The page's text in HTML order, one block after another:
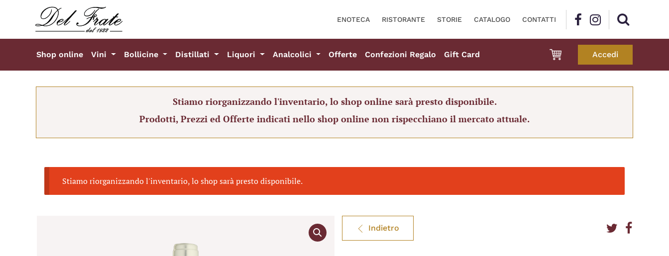
ENOTECA RISTORANTE STORIE CATALOGO CONTATTI
Shop online Vini Bollicine Distillati Liquori Analcolici Offerte Confezioni Regalo Gift Card Accedi
Stiamo riorganizzando l'inventario, lo shop online sarà presto disponibile.
Prodotti, Prezzi ed Offerte indicati nello shop online non rispecchiano il mercato attuale.
Stiamo riorganizzando l'inventario, lo shop sarà presto disponibile.
Indietro